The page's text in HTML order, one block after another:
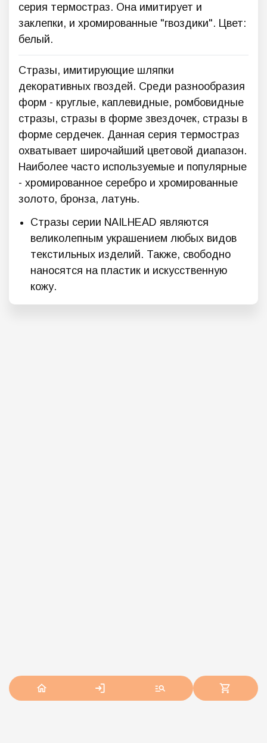
серия термостраз. Она имитирует и
заклепки, и хромированные "гвоздики". Цвет:
белый.
Стразы, имитирующие шляпки
декоративных гвоздей. Среди разнообразия
форм - круглые, каплевидные, ромбовидные
стразы, стразы в форме звездочек, стразы в
форме сердечек. Данная серия термостраз
охватывает широчайший цветовой диапазон.
Наиболее часто используемые и популярные
- хромированное серебро и хромированные
золото, бронза, латунь.
Стразы серии NAILHEAD являются
великолепным украшением любых видов
текстильных изделий. Также, свободно
наносятся на пластик и искусственную
кожу.